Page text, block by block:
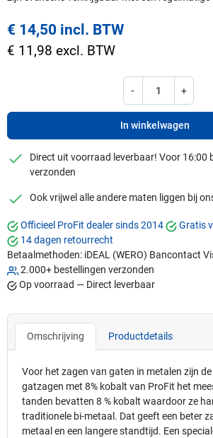
€ 14,50 incl. BTW
€ 11,98 excl. BTW
- +
In winkelwagen
checkmark
Direct uit voorraad leverbaar! Voor 16:00
verzonden
checkmark
Ook vrijwel alle andere maten liggen bij
Officieel ProFit dealer sinds 2014
Gratis
14 dagen retourrecht
Betaalmethoden: iDEAL (WERO) Bancontact
2.000+ bestellingen verzonden
Op voorraad — Direct leverbaar
Omschrijving Productdetails
Voor het zagen van gaten in metalen zijn
gatzagen met 8% kobalt van ProFit het
tanden bevatten 8 % kobalt waardoor ze
traditionele bi-metaal. Dat geeft een beter
metaal en een langere standtijd. Een